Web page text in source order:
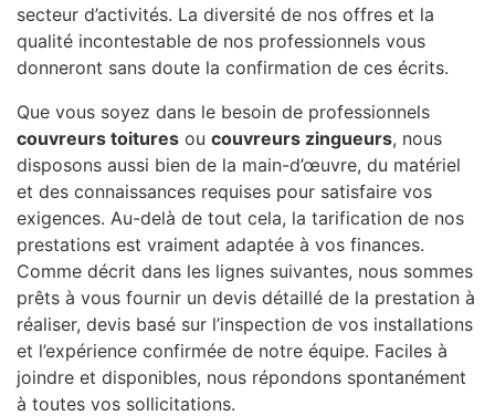
secteur d’activités. La diversité de nos offres et la
qualité incontestable de nos professionnels vous
donneront sans doute la confirmation de ces écrits.
Que vous soyez dans le besoin de professionnels
couvreurs toitures ou couvreurs zingueurs, nous
disposons aussi bien de la main-d’œuvre, du matériel
et des connaissances requises pour satisfaire vos
exigences. Au-delà de tout cela, la tarification de nos
prestations est vraiment adaptée à vos finances.
Comme décrit dans les lignes suivantes, nous sommes
prêts à vous fournir un devis détaillé de la prestation à
réaliser, devis basé sur l’inspection de vos installations
et l’expérience confirmée de notre équipe. Faciles à
joindre et disponibles, nous répondons spontanément
à toutes vos sollicitations.